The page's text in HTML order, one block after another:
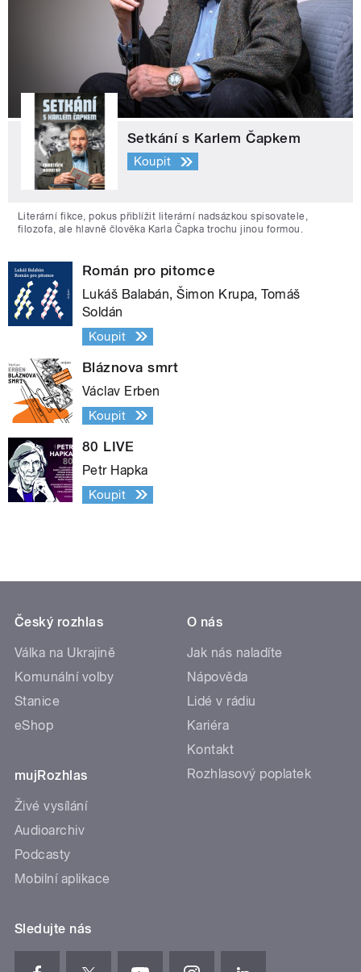
Setkání s Karlem Čapkem
Koupit
Literární fikce, pokus přiblížit literární nadsázkou spisovatele,
filozofa, ale hlavně člověka Karla Čapka trochu jinou formou.
Román pro pitomce
Lukáš Balabán, Šimon Krupa, Tomáš
Soldán
Koupit
Bláznova smrt
Václav Erben
Koupit
80 LIVE
Petr Hapka
Koupit
Český rozhlas
Válka na Ukrajině
Komunální volby
Stanice
eShop
mujRozhlas
Živé vysílání
Audioarchiv
Podcasty
Mobilní aplikace
O nás
Jak nás naladíte
Nápověda
Lidé v rádiu
Kariéra
Kontakt
Rozhlasový poplatek
Sledujte nás